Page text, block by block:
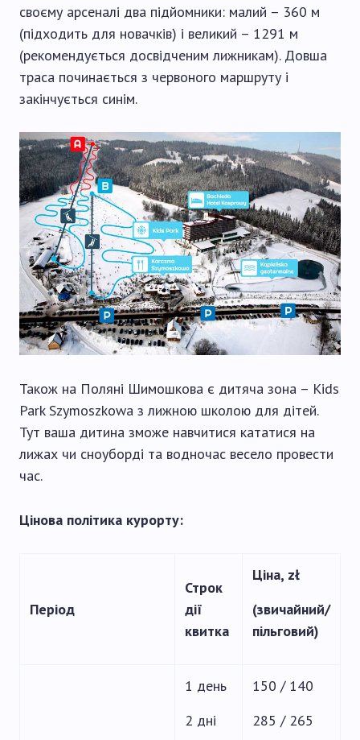
своєму арсеналі два підйомники: малий – 360 м
(підходить для новачків) і великий – 1291 м
(рекомендується досвідченим лижникам). Довша
траса починається з червоного маршруту і
закінчується синім.
Також на Поляні Шимошкова є дитяча зона – Kids
Park Szymoszkowa з лижною школою для дітей.
Тут ваша дитина зможе навчитися кататися на
лижах чи сноуборді та водночас весело провести
час.
Цінова політика курорту:
Період
Строк
дії
квитка
Ціна, zł
(звичайний/
пільговий)
1 день
2 дні
150 / 140
285 / 265